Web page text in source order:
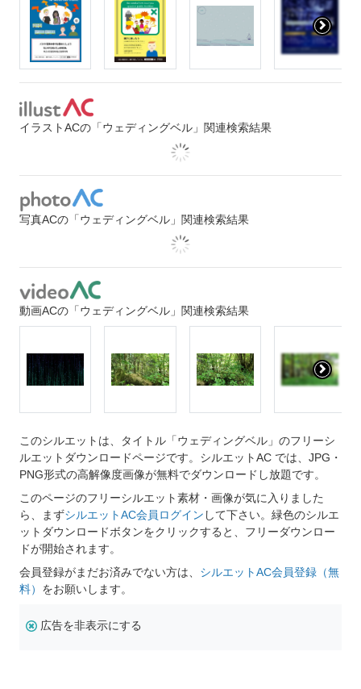
イラストACの「ウェディングベル」関連検索結果
写真ACの「ウェディングベル」関連検索結果
動画ACの「ウェディングベル」関連検索結果
このシルエットは、タイトル「ウェディングベル」のフリーシ
ルエットダウンロードページです。シルエットAC では、JPG・
PNG形式の高解像度画像が無料でダウンロードし放題です。
このページのフリーシルエット素材・画像が気に入りました
ら、まずシルエットAC会員ログイン して下さい。緑色のシルエ
ットダウンロードボタンをクリックすると、フリーダウンロー
ドが開始されます。
会員登録がまだお済みでない方は、 シルエットAC会員登録（無
料） をお願いします。
広告を非表示にする